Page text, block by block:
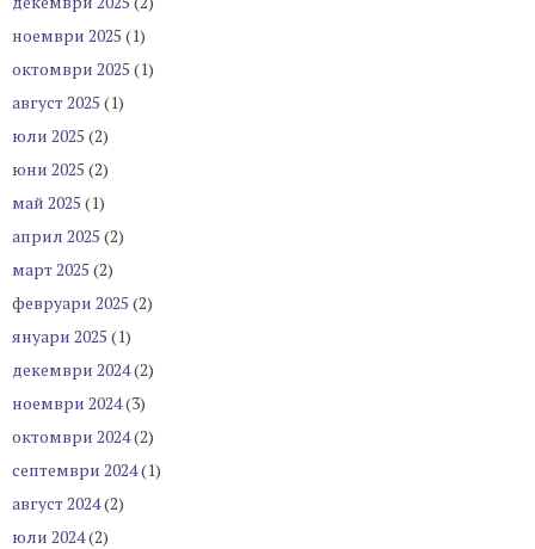
ноември 2025 (1)
октомври 2025 (1)
август 2025 (1)
юли 2025 (2)
юни 2025 (2)
май 2025 (1)
април 2025 (2)
март 2025 (2)
февруари 2025 (2)
януари 2025 (1)
декември 2024(2)
ноември 2024(3)
октомври 2024(2)
септември 2024(1)
август 2024(2)
юли 2024(2)